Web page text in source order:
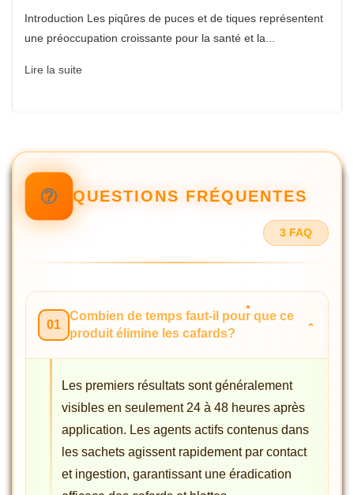
Introduction Les piqûres de puces et de tiques représentent
une préoccupation croissante pour la santé et la...
Lire la suite
QUESTIONS FRÉQUENTES
3 FAQ
01
Combien de temps faut-il pour que ce
produit élimine les cafards?
Les premiers résultats sont généralement
visibles en seulement 24 à 48 heures après
application. Les agents actifs contenus dans
les sachets agissent rapidement par contact
et ingestion, garantissant une éradication